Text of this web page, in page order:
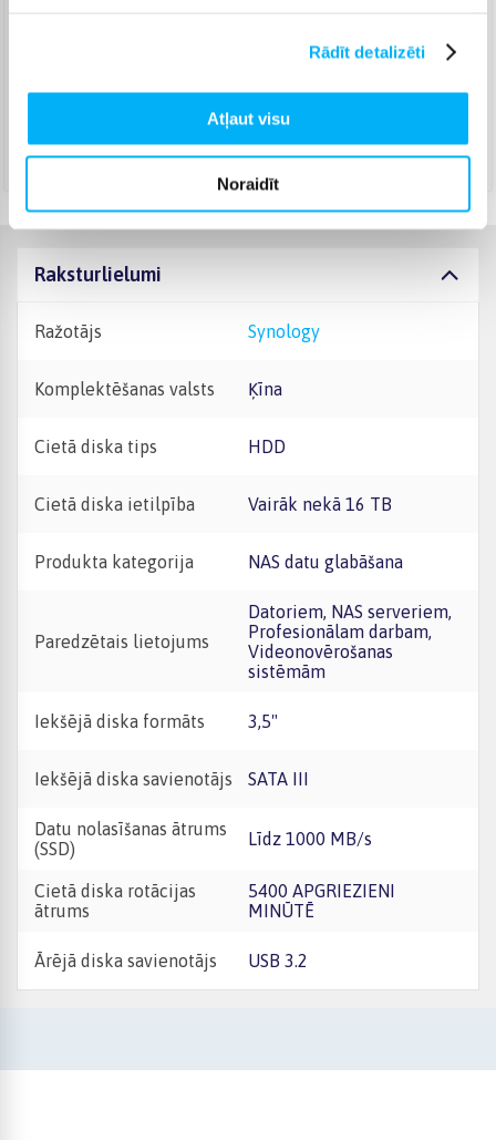
Rādīt detalizēti
Atļaut visu
Noraidīt
Augusts 17d. - Augusts 26d.
Raksturlielumi
Ražotājs Synology
Komplektēšanas valsts Ķīna
Cietā diska tips HDD
Cietā diska ietilpība Vairāk nekā 16 TB
Produkta kategorija NAS datu glabāšana
Paredzētais lietojums
Datoriem, NAS serveriem,
Profesionālam darbam,
Videonovērošanas
sistēmām
Iekšējā diska formāts 3,5"
Iekšējā diska savienotājs SATA III
Datu nolasīšanas ātrums
(SSD)
Līdz 1000 MB/s
Cietā diska rotācijas
ātrums
5400 APGRIEZIENI
MINŪTĒ
Ārējā diska savienotājs USB 3.2